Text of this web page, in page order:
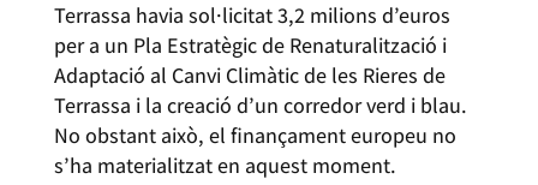
Terrassa havia sol·licitat 3,2 milions d’euros
per a un Pla Estratègic de Renaturalització i
Adaptació al Canvi Climàtic de les Rieres de
Terrassa i la creació d’un corredor verd i blau.
No obstant això, el finançament europeu no
s’ha materialitzat en aquest moment.